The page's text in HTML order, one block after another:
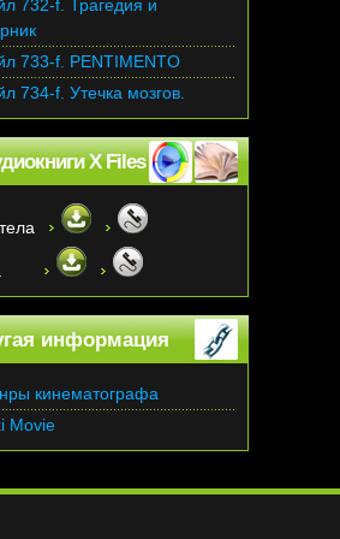
732-f. Трагедия и
733-f. PENTIMENTO
734-f. Утечка мозгов.
X Files
информация
кинематографа
Movie